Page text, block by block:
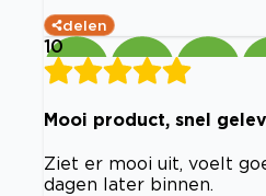
delen
10
Mooi product, snel
Ziet er mooi uit, voelt
dagen later binnen.